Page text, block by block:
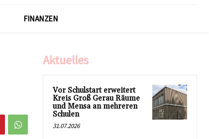
FINANZEN
Aktuelles
Vor Schulstart erweitert
Kreis Groß Gerau Räume
und Mensa an mehreren
Schulen
31.07.2026